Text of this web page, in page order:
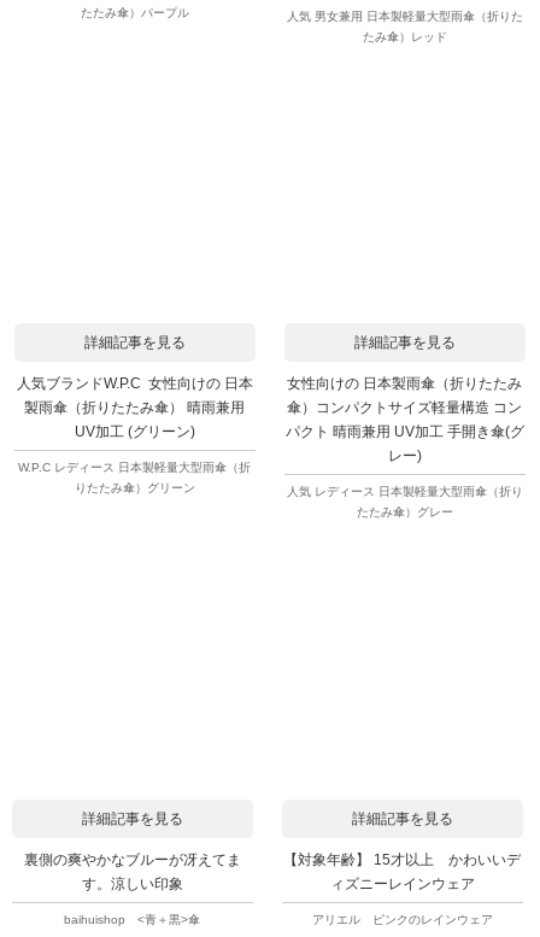
たたみ傘）パープル
人気 男女兼用 日本製軽量大型雨傘（折りた
たみ傘）レッド
詳細記事を見る
人気ブランドW.P.C 女性向けの 日本
製雨傘（折りたたみ傘） 晴雨兼用
UV加工 (グリーン)
W.P.C レディース 日本製軽量大型雨傘（折
りたたみ傘）グリーン
詳細記事を見る
女性向けの 日本製雨傘（折りたたみ
傘）コンパクトサイズ軽量構造 コン
パクト 晴雨兼用 UV加工 手開き傘(グ
レー)
人気 レディース 日本製軽量大型雨傘（折り
たたみ傘）グレー
詳細記事を見る
裏側の爽やかなブルーが冴えてま
す。涼しい印象
baihuishop <青＋黒>傘
詳細記事を見る
【対象年齢】 15才以上 かわいいデ
ィズニーレインウェア
アリエル ピンクのレインウェア